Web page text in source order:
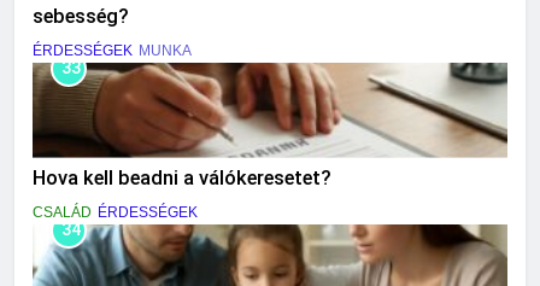
sebesség?
ÉRDESSÉGEK MUNKA
33
Hova kell beadni a válókeresetet?
CSALÁD ÉRDESSÉGEK
34